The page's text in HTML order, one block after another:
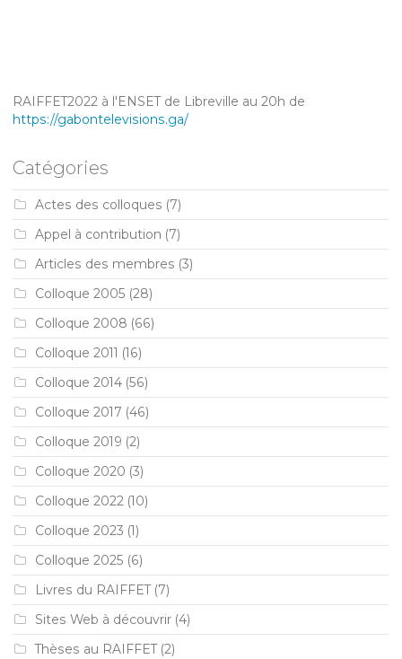
RAIFFET2022 à l'ENSET de Libreville au 20h de
https://gabontelevisions.ga/
Catégories
Actes des colloques (7)
Appel à contribution (7)
Articles des membres (3)
Colloque 2005 (28)
Colloque 2008 (66)
Colloque 2011 (16)
Colloque 2014 (56)
Colloque 2017 (46)
Colloque 2019 (2)
Colloque 2020 (3)
Colloque 2022 (10)
Colloque 2023 (1)
Colloque 2025 (6)
Livres du RAIFFET(7)
Sites Web à découvrir (4)
Thèses au RAIFFET(2)